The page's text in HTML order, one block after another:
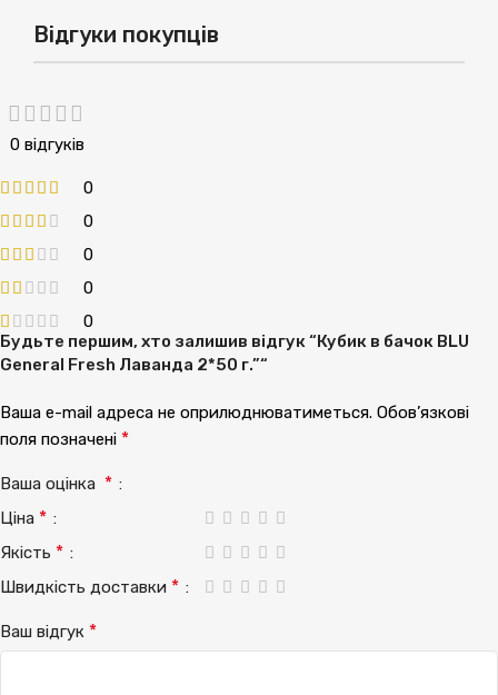
Відгуки покупців
0 відгуків
0
0
0
0
0
Будьте першим, хто залишив відгук “Кубик в бачок BLU
General Fresh Лаванда 2*50 г.”“
Ваша e-mail адреса не оприлюднюватиметься. Обов’язкові
поля позначені *
Ваша оцінка *
Ціна *
Якість *
Швидкість доставки *
Ваш відгук *